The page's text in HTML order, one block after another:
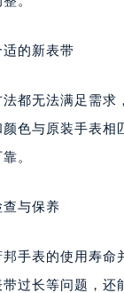
的新表带
都无法满足需求
色与原装手表相
。
查与保养
邦手表的使用寿命
过长等问题，还